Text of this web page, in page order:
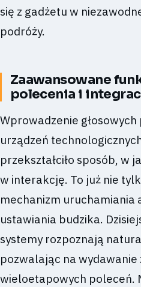
się z gadżetu w
podróży.
Zaawansowane
polecenia i
Wprowadzenie głosowych
urządzeń
przekształciło sposób, w
w interakcję. To już nie
mechanizm uruchamiania
ustawiania budzika.
systemy rozpoznają
pozwalając na wydawanie
wieloetapowych poleceń.